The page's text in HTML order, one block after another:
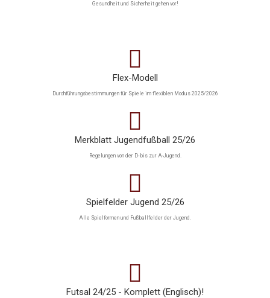
Gesundheit und Sicherheit gehen vor!
Flex-Modell
Durchführungsbestimmungen für Spiele im flexiblen Modus 2025/2026
Merkblatt Jugendfußball 25/26
Regelungen von der D- bis zur A-Jugend.
Spielfelder Jugend 25/26
Alle Spielformen und Fußballfelder der Jugend.
Futsal 24/25 - Komplett (Englisch)!